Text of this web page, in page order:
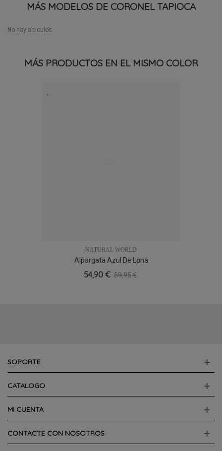
MÁS MODELOS DE CORONEL TAPIOCA
No hay artículos
MÁS PRODUCTOS EN EL MISMO COLOR
NATURAL WORLD
Alpargata Azul De Lona
54,90 € 59,95 €
SOPORTE
CATALOGO
MI CUENTA
CONTACTE CON NOSOTROS